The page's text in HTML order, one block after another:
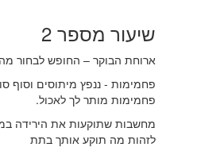
שיעור מספר 2
ארוחת הבוקר – החופש לבחור
פחמימות - ננפץ מיתוסים וסוף
פחמימות מותר לך לאכול.
מחשבות שתוקעות את הירידה
לזהות מה תוקע אותך בתת